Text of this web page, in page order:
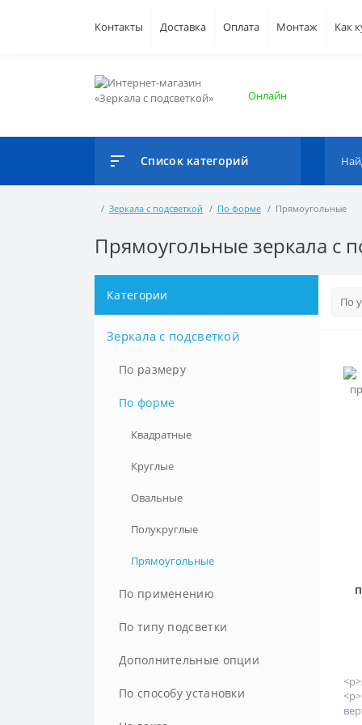
Контакты Доставка Оплата Монтаж Как
Онлайн
Список категорий
Зеркала с подсветкой По форме Прямоугольные
Прямоугольные зеркала с
Категории
Зеркала с подсветкой
По размеру
100 см
105 см
110 см
120 см
130 см
150 см
160 см
170 см
По форме
Квадратные
Круглые
Овальные
Полукруглые
Прямоугольные
По применению
В ванную
В прихожую
В спальню
По типу подсветки
LED-подсветка
Внутренняя подсветка
Задняя подсветка
Дополнительные опции
С блютузом
По способу установки